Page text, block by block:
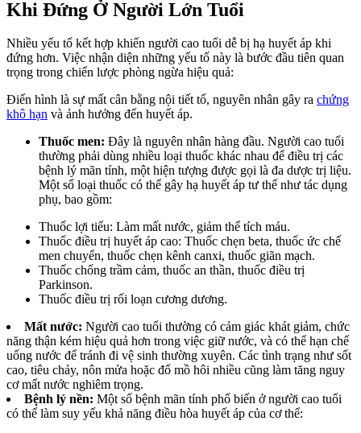
Khi Đứng Ở Người Lớn Tuổi
Nhiều yếu tố kết hợp khiến người cao tuổi dễ bị hạ huyết áp khi
đứng hơn. Việc nhận diện những yếu tố này là bước đầu tiên quan
trọng trong chiến lược phòng ngừa hiệu quả:
Điển hình là sự mất cân bằng nội tiết tố, nguyên nhân gây ra chứng
khô hạn và ảnh hưởng đến huyết áp.
Thuốc men: Đây là nguyên nhân hàng đầu. Người cao tuổi
thường phải dùng nhiều loại thuốc khác nhau để điều trị các
bệnh lý mãn tính, một hiện tượng được gọi là đa dược trị liệu.
Một số loại thuốc có thể gây hạ huyết áp tư thế như tác dụng
phụ, bao gồm:
Thuốc lợi tiểu: Làm mất nước, giảm thể tích máu.
Thuốc điều trị huyết áp cao: Thuốc chẹn beta, thuốc ức chế
men chuyển, thuốc chẹn kênh canxi, thuốc giãn mạch.
Thuốc chống trầm cảm, thuốc an thần, thuốc điều trị
Parkinson.
Thuốc điều trị rối loạn cương dương.
Mất nước: Người cao tuổi thường có cảm giác khát giảm, chức
năng thận kém hiệu quả hơn trong việc giữ nước, và có thể hạn chế
uống nước để tránh đi vệ sinh thường xuyên. Các tình trạng như sốt
cao, tiêu chảy, nôn mửa hoặc đổ mồ hôi nhiều cũng làm tăng nguy
cơ mất nước nghiêm trọng.
Bệnh lý nền: Một số bệnh mãn tính phổ biến ở người cao tuổi
có thể làm suy yếu khả năng điều hòa huyết áp của cơ thể: